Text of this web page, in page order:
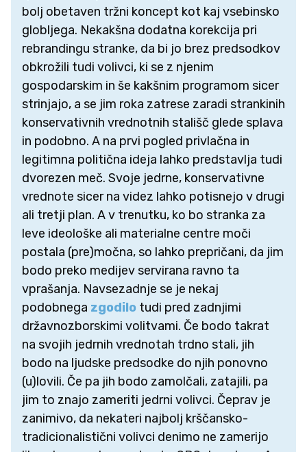
bolj obetaven tržni koncept kot kaj vsebinsko
globljega. Nekakšna dodatna korekcija pri
rebrandingu stranke, da bi jo brez predsodkov
obkrožili tudi volivci, ki se z njenim
gospodarskim in še kakšnim programom sicer
strinjajo, a se jim roka zatrese zaradi strankinih
konservativnih vrednotnih stališč glede splava
in podobno. A na prvi pogled privlačna in
legitimna politična ideja lahko predstavlja tudi
dvorezen meč. Svoje jedrne, konservativne
vrednote sicer na videz lahko potisnejo v drugi
ali tretji plan. A v trenutku, ko bo stranka za
leve ideološke ali materialne centre moči
postala (pre)močna, so lahko prepričani, da jim
bodo preko medijev servirana ravno ta
vprašanja. Navsezadnje se je nekaj
podobnega zgodilo tudi pred zadnjimi
državnozborskimi volitvami. Če bodo takrat
na svojih jedrnih vrednotah trdno stali, jih
bodo na ljudske predsodke do njih ponovno
(u)lovili. Če pa jih bodo zamolčali, zatajili, pa
jim to znajo zameriti jedrni volivci. Čeprav je
zanimivo, da nekateri najbolj krščansko-
tradicionalistični volivci denimo ne zamerijo